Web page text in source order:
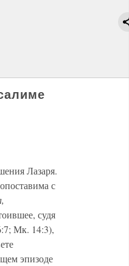
Лазаря.
с
судя
Мк. 14:3),
эпизоде